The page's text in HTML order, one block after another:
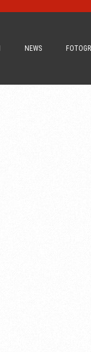
NEWS